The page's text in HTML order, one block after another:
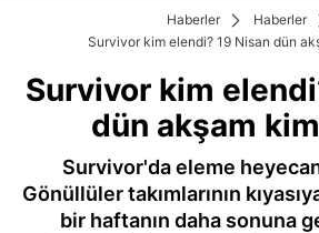
Haberler
Haberler
Survivor kim elendi? 19 Nisan dün
Survivor kim
dün akşam
Survivor'da eleme
Gönüllüler takımlarının
bir haftanın daha sonuna